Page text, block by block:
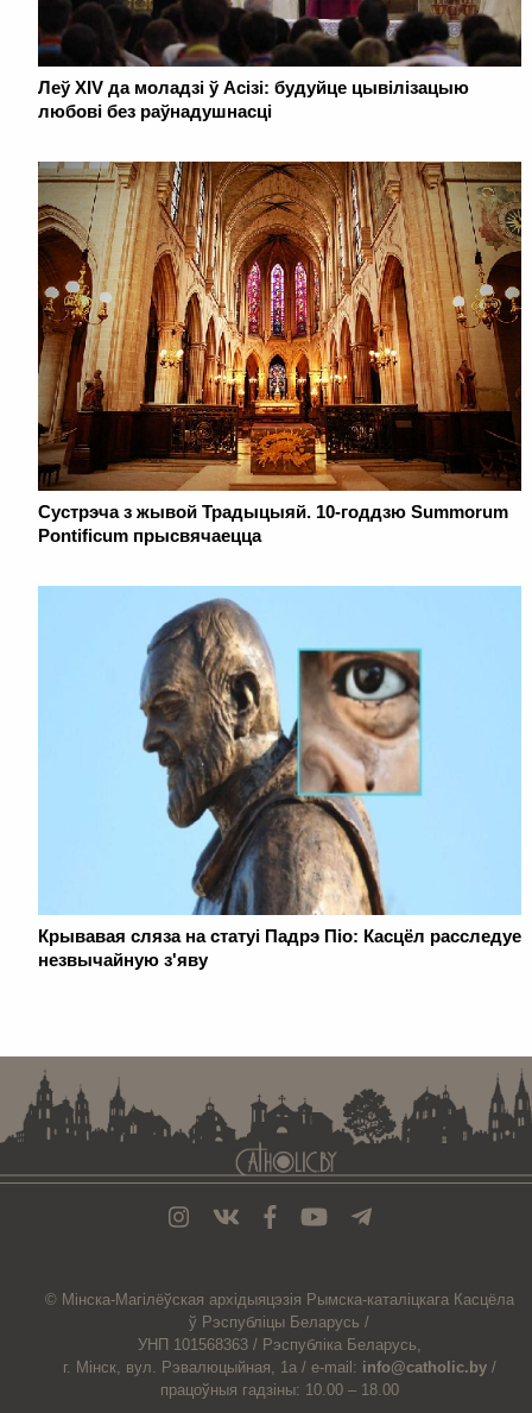
Леў XIV да моладзі ў Асізі: будуйце цывілізацыю
любові без раўнадушнасці
Сустрэча з жывой Традыцыяй. 10-годдзю Summorum
Pontificum прысвячаецца
Крывавая сляза на статуі Падрэ Піо: Касцёл расследуе
незвычайную з'яву
© Мiнска-Магiлёўская архiдыяцэзiя Рымска-каталіцкага Касцёла
ў Рэспубліцы Беларусь /
УНП 101568363 / Рэспубліка Беларусь,
г. Мінск, вул. Рэвалюцыйная, 1а / e-mail: info@catholic.by /
працоўныя гадзіны: 10.00 – 18.00